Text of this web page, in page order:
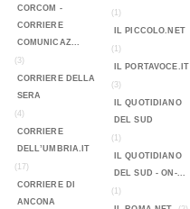
CORCOM -
CORRIERE
COMUNICAZ...
(3)
CORRIERE DELLA
SERA
(4)
CORRIERE
DELL’UMBRIA.IT
(17)
CORRIERE DI
ANCONA
(1)
IL PICCOLO.NET
(1)
IL PORTAVOCE.IT
(3)
IL QUOTIDIANO
DEL SUD
(1)
IL QUOTIDIANO
DEL SUD - ON-...
(1)